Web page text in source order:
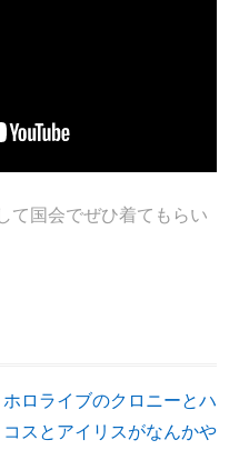
て国会でぜひ着てもらい
ホロライブのクロニーとハ
コスとアイリスがなんかや